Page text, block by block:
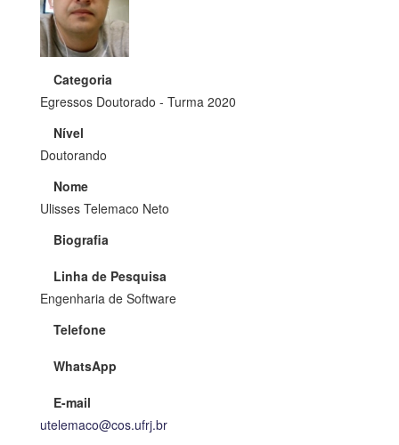
Categoria
Egressos Doutorado - Turma 2020
Nível
Doutorando
Nome
Ulisses Telemaco Neto
Biografia
Linha de Pesquisa
Engenharia de Software
Telefone
WhatsApp
E-mail
utelemaco@cos.ufrj.br